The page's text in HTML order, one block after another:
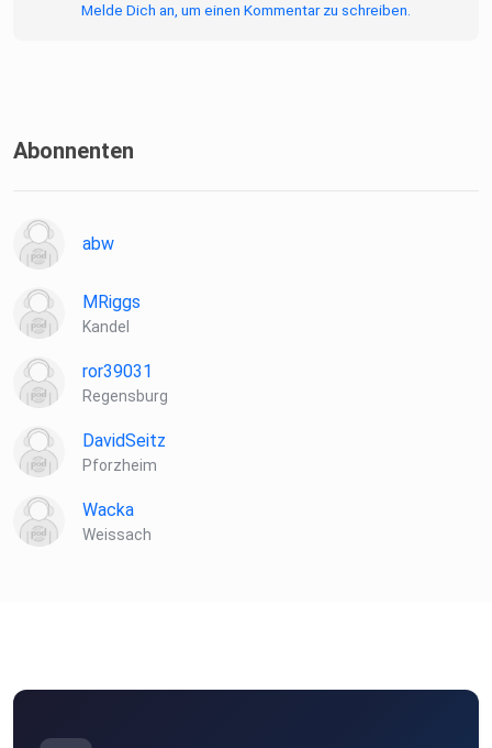
Melde Dich an, um einen Kommentar zu schreiben.
Abonnenten
abw
MRiggs
Kandel
ror39031
Regensburg
DavidSeitz
Pforzheim
Wacka
Weissach